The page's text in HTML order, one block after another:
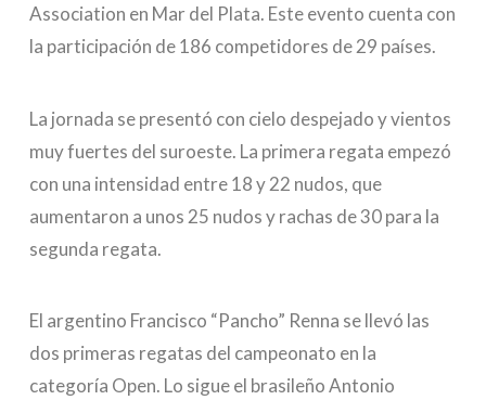
Association en Mar del Plata. Este evento cuenta con
la participación de 186 competidores de 29 países.
La jornada se presentó con cielo despejado y vientos
muy fuertes del suroeste. La primera regata empezó
con una intensidad entre 18 y 22 nudos, que
aumentaron a unos 25 nudos y rachas de 30 para la
segunda regata.
El argentino Francisco “Pancho” Renna se llevó las
dos primeras regatas del campeonato en la
categoría Open. Lo sigue el brasileño Antonio